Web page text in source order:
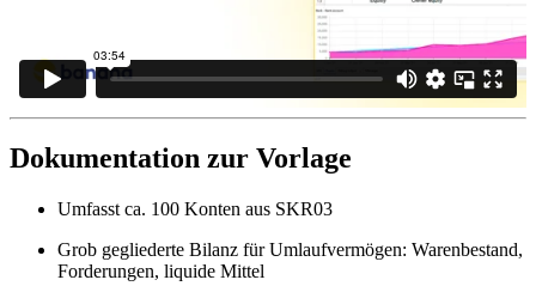
Dokumentation zur Vorlage
Umfasst ca. 100 Konten aus SKR03
Grob gegliederte Bilanz für Umlaufvermögen: Warenbestand,
Forderungen, liquide Mittel